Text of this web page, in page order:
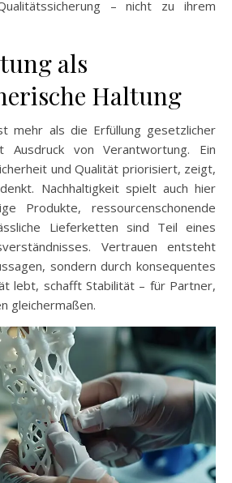
– nicht zu ihrem
als
Haltung
mehr als die Erfüllung gesetzlicher
von Verantwortung. Ein
und Qualität priorisiert, zeigt,
Nachhaltigkeit spielt auch hier
Produkte, ressourcenschonende
Lieferketten sind Teil eines
Vertrauen entsteht
sondern durch konsequentes
lebt, schafft Stabilität – für Partner,
gleichermaßen.